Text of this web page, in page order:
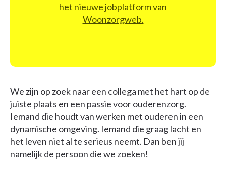
het nieuwe jobplatform van
Woonzorgweb.
We zijn op zoek naar een collega met het hart op de
juiste plaats en een passie voor ouderenzorg.
Iemand die houdt van werken met ouderen in een
dynamische omgeving. Iemand die graag lacht en
het leven niet al te serieus neemt. Dan ben jij
namelijk de persoon die we zoeken!